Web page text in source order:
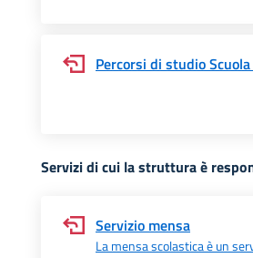
Percorsi di studio
Servizi di cui la struttura è
Servizio mensa
La mensa scolastica è un